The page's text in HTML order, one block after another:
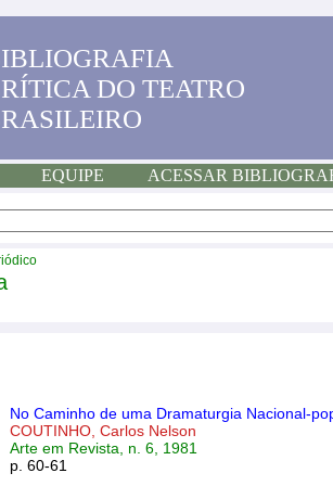
DO TEATRO
EQUIPE ACESSAR
No Caminho de uma Dramaturgia Nacional-
COUTINHO, Carlos Nelson
Arte em Revista, n. 6, 1981
p. 60-61